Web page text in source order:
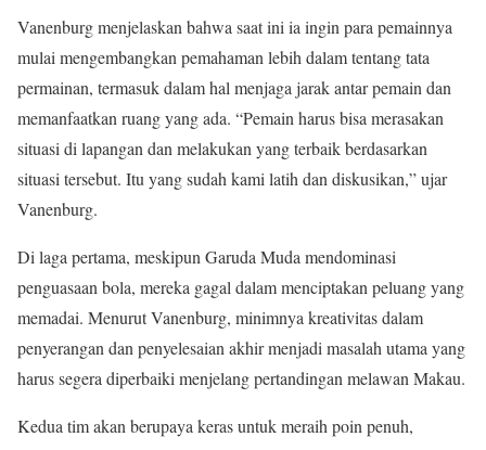
Vanenburg menjelaskan bahwa saat ini ia ingin para pemainnya
mulai mengembangkan pemahaman lebih dalam tentang tata
permainan, termasuk dalam hal menjaga jarak antar pemain dan
memanfaatkan ruang yang ada. “Pemain harus bisa merasakan
situasi di lapangan dan melakukan yang terbaik berdasarkan
situasi tersebut. Itu yang sudah kami latih dan diskusikan,” ujar
Vanenburg.
Di laga pertama, meskipun Garuda Muda mendominasi
penguasaan bola, mereka gagal dalam menciptakan peluang yang
memadai. Menurut Vanenburg, minimnya kreativitas dalam
penyerangan dan penyelesaian akhir menjadi masalah utama yang
harus segera diperbaiki menjelang pertandingan melawan Makau.
Kedua tim akan berupaya keras untuk meraih poin penuh,